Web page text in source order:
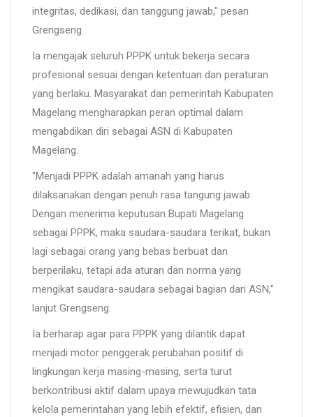
integritas, dedikasi, dan tanggung jawab," pesan
Grengseng.
Ia mengajak seluruh PPPK untuk bekerja secara
profesional sesuai dengan ketentuan dan peraturan
yang berlaku. Masyarakat dan pemerintah Kabupaten
Magelang mengharapkan peran optimal dalam
mengabdikan diri sebagai ASN di Kabupaten
Magelang.
"Menjadi PPPK adalah amanah yang harus
dilaksanakan dengan penuh rasa tangung jawab.
Dengan menerima keputusan Bupati Magelang
sebagai PPPK, maka saudara-saudara terikat, bukan
lagi sebagai orang yang bebas berbuat dan
berperilaku, tetapi ada aturan dan norma yang
mengikat saudara-saudara sebagai bagian dari ASN,"
lanjut Grengseng.
Ia berharap agar para PPPK yang dilantik dapat
menjadi motor penggerak perubahan positif di
lingkungan kerja masing-masing, serta turut
berkontribusi aktif dalam upaya mewujudkan tata
kelola pemerintahan yang lebih efektif, efisien, dan